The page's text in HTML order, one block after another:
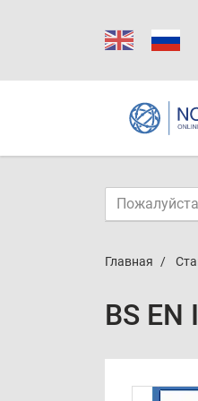
Главная
BS EN